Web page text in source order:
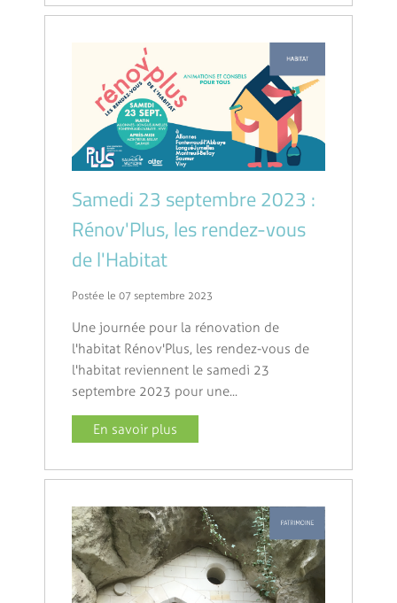
Samedi 23 septembre 2023 :
Rénov'Plus, les rendez-vous
de l'Habitat
Postée le 07 septembre 2023
Une journée pour la rénovation de
l'habitat Rénov'Plus, les rendez-vous de
l'habitat reviennent le samedi 23
septembre 2023 pour une...
En savoir plus